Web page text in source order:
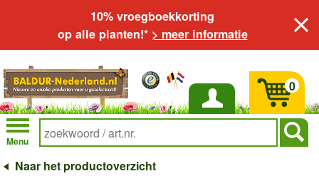
10% vroegboekkorting
op alle planten!* > meer informatie
Inloggen
Menu
0
Naar het productoverzicht